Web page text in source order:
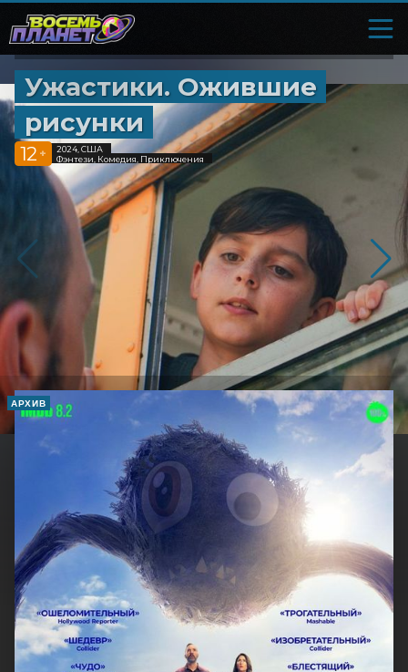
Ужастики. Ожившие
рисунки
12 +
2024, США
Фэнтези, Комедия, Приключения
АРХИВ